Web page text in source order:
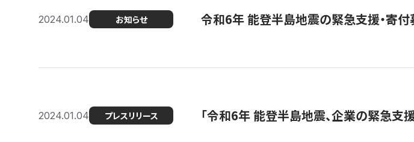
2024.01.04 お知らせ 令和6年 能登半島地震の緊急支援・寄付
2024.01.04 プレスリリース 「令和6年 能登半島地震、企業の緊急支